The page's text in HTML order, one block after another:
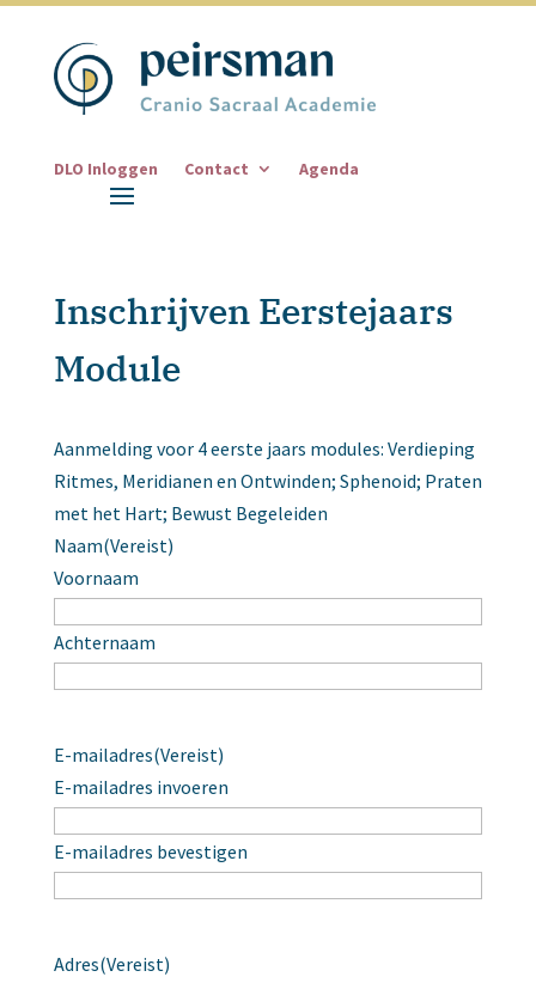
DLO Inloggen Contact Agenda
Inschrijven Eerstejaars
Module
Aanmelding voor 4 eerste jaars modules: Verdieping
Ritmes, Meridianen en Ontwinden; Sphenoid; Praten
met het Hart; Bewust Begeleiden
Naam(Vereist)
Voornaam
Achternaam
E-mailadres(Vereist)
E-mailadres invoeren
E-mailadres bevestigen
Adres(Vereist)